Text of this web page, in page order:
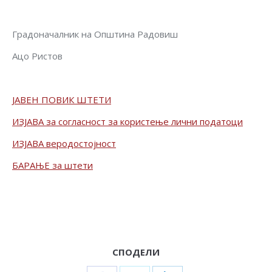
Градоначалник на Општина Радовиш
Ацо Ристов
ЈАВЕН ПОВИК ШТЕТИ
ИЗЈАВА за согласност за користење лични податоци
ИЗЈАВА веродостојност
БАРАЊЕ за штети
СПОДЕЛИ